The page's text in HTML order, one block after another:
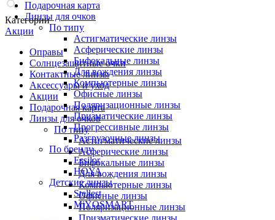
Категории
Акции
Оправы
Солнцезащитные очки
Контактные линзы
Аксессуары и уход
Акции
Подарочная карта
Линзы для очков
По типу
Астигматические линзы
Асферические линзы
Бифокальные линзы
Для вождения линзы
Компьютерные линзы
Офисные линзы
Поляризационные линзы
Призматические линзы
Подарочная карта
Линзы для очков
По типу
Астигматические линзы
Асферические линзы
Бифокальные линзы
Для вождения линзы
Компьютерные линзы
Офисные линзы
Поляризационные линзы
Призматические линзы
Прогрессивные линзы
Разгрузочные линзы
По бренду
Essilor
HOYA
Детские линзы
Stellest
MiYOSMART